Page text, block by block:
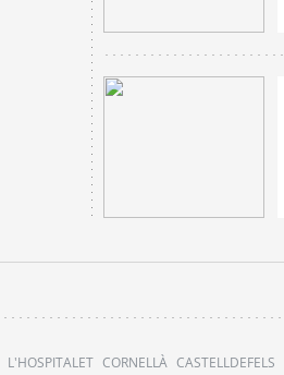
L'HOSPITALET CORNELLÀ CASTELLDEFELS